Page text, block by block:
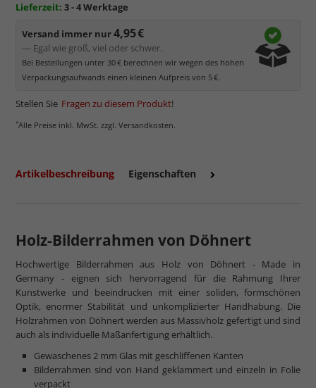
Lieferzeit: 3 - 4 Werktage
Versand immer nur4,95 €
— Egal wie groß, viel oder schwer.
Bei Bestellungen unter 30 € berechnen wir wegen des hohen
Verpackungsaufwands einen kleinen Aufpreis von 5 €.
Stellen Sie Fragen zu diesem Produkt!
*Alle Preise inkl. MwSt. zzgl. Versandkosten.
Artikelbeschreibung Eigenschaften
Holz-Bilderrahmen von Döhnert
Hochwertige Bilderrahmen aus Holz von Döhnert - Made in
Germany - eignen sich hervorragend für die Rahmung Ihrer
Kunstwerke und beeindrucken mit einer soliden, formschönen
Optik, enormer Stabilität und unkomplizierter Handhabung. Die
Holzrahmen von Döhnert werden aus Massivholz gefertigt und sind
auch als individuelle Maßanfertigung erhältlich.
Gewaschenes 2 mm Glas mit geschliffenen Kanten
Bilderrahmen sind von Hand geklammert und einzeln in Folie
verpackt